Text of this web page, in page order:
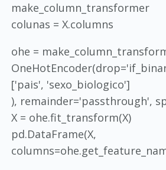
make_column_transformer
colunas = X.columns
ohe =
['pais', 'sexo_biologico']
), remainder='passthrough',
X = ohe.fit_transform(X)
pd.DataFrame(X,